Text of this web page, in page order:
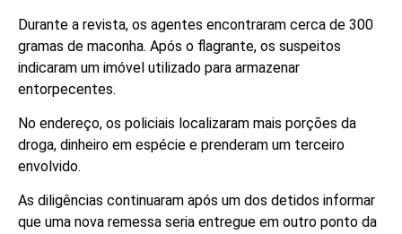
Durante a revista, os agentes encontraram cerca de 300
gramas de maconha. Após o flagrante, os suspeitos
indicaram um imóvel utilizado para armazenar
entorpecentes.
No endereço, os policiais localizaram mais porções da
droga, dinheiro em espécie e prenderam um terceiro
envolvido.
As diligências continuaram após um dos detidos informar
que uma nova remessa seria entregue em outro ponto da